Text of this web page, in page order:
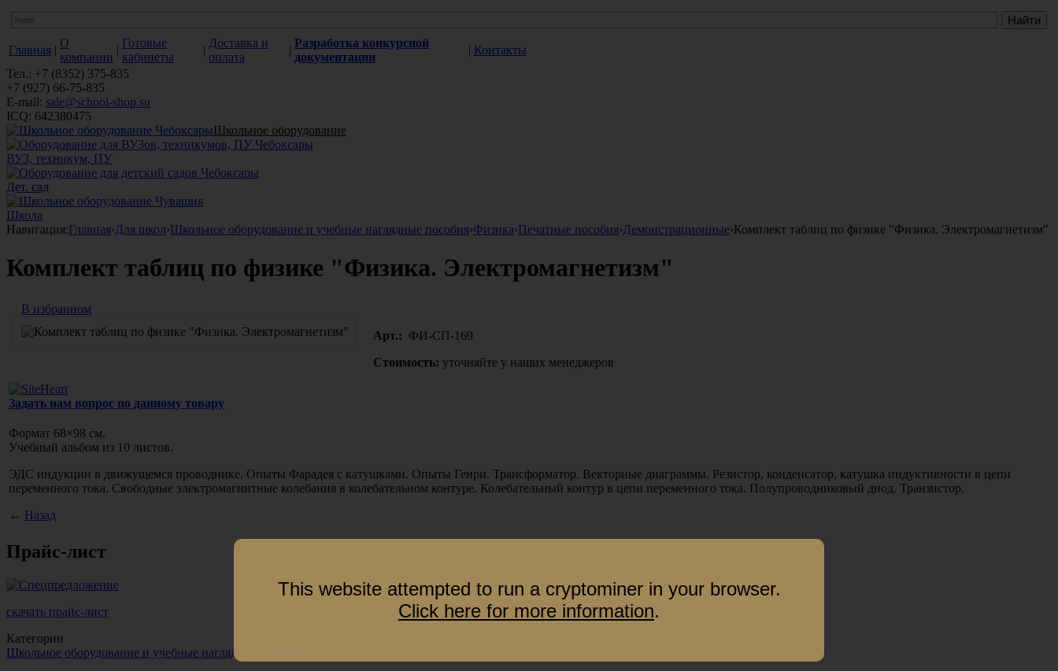
Главная |
О
компании
|
Готовые
кабинеты
|
Доставка и
оплата
|
Разработка конкурсной
документации
| Контакты
Тел.: +7 (8352) 375-835
+7 (927) 66-75-835
E-mail: sale@school-shop.su
ICQ: 642380475
Школьное оборудование
ВУЗ, техникум, ПУ
Дет. сад
Школа
Навигация:Главная›Для школ›Школьное оборудование и учебные наглядные пособия›Физика›Печатные пособия›Демонстрационные›Комплект таблиц по физике "Физика. Электромагнетизм"
Комплект таблиц по физике "Физика. Электромагнетизм"
В избранном
Арт.: ФИ-СП-169
Стоимость: уточняйте у наших менеджеров
Задать нам вопрос по данному товару
Формат 68×98 см.
Учебный альбом из 10 листов.
ЭДС индукции в движущемся проводнике. Опыты Фарадея с катушками. Опыты Генри. Трансформатор. Векторные диаграммы. Резистор, конденсатор, катушка индуктивности в цепи
переменного тока. Свободные электромагнитные колебания в колебательном контуре. Колебательный контур в цепи переменного тока. Полупроводниковый диод. Транзистор.
← Назад
Прайс-лист
скачать прайс-лист
Категории
Школьное оборудование и учебные наглядные пособия
This website attempted to run a cryptominer in your browser.
Click here for more information.